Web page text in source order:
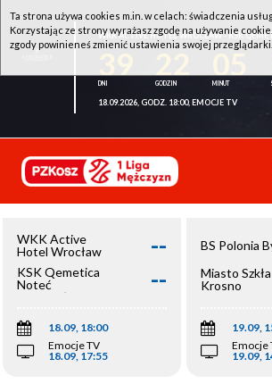
WKK ACTIVE HOTEL WROCŁAW - KSK
18.09.2026, GODZ. 18:00, EMOCJE TV
WKK Active
Hotel Wrocław
--
KSK Qemetica
Noteć
Inowrocław
--
18.09, 18:00
Emocje TV
18.09, 17:55
BS Polonia
Miasto Szkła
Krosno
19.09,
Emocje
19.09,
Ta strona używa cookies m.in. w celach: świadczenia
Korzystając ze strony wyrażasz zgodę na używanie
zgody powinieneś zmienić ustawienia swojej przeglądarki.